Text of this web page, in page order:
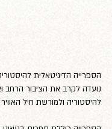
הספרייה הדיגיטאלית
נועדה לקרב את הציבור הרחב
להיסטוריה ולמורשת חיל